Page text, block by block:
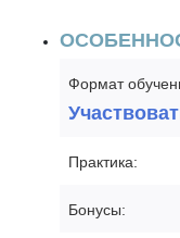
Формат
Практика:
Бонусы: